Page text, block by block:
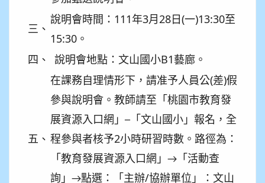
三、
說明會時間：111年3月28日(一)13:30至
15:30。
四、
說明會地點：文山國小B1藝廊。
五、
在課務自理情形下，請准予人員公(差)假
參與說明會。教師請至「桃園市教育發
展資源入口網」─「文山國小」報名，全
程參與者核予2小時研習時數。路徑為：
「教育發展資源入口網」→「活動查
詢」→點選：「主辦/協辦單位」：文山